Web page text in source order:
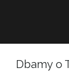
Dbamy o